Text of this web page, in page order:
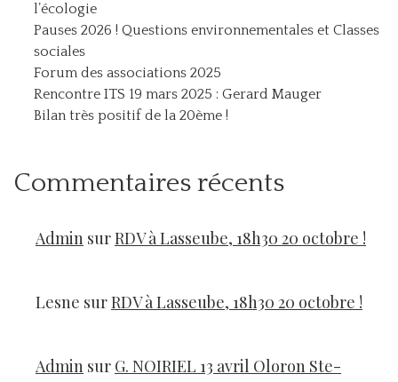
l’écologie
Pauses 2026 ! Questions environnementales et Classes
sociales
Forum des associations 2025
Rencontre ITS 19 mars 2025 : Gerard Mauger
Bilan très positif de la 20ème !
Commentaires récents
Admin surRDV à Lasseube, 18h30 20 octobre !
Lesne surRDV à Lasseube, 18h30 20 octobre !
Admin sur G. NOIRIEL 13 avril Oloron Ste-